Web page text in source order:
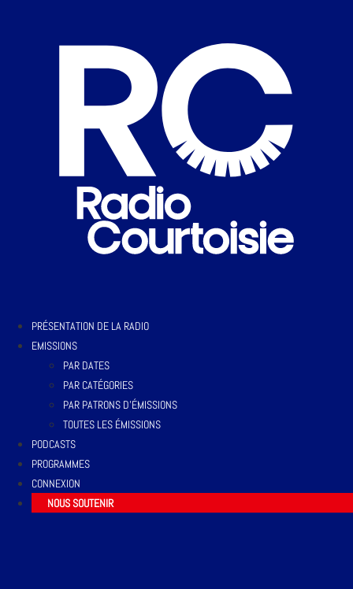
PRÉSENTATION DE LA RADIO
EMISSIONS
PAR DATES
PAR CATÉGORIES
PAR PATRONS D’ÉMISSIONS
TOUTES LES ÉMISSIONS
PODCASTS
PROGRAMMES
CONNEXION
NOUS SOUTENIR